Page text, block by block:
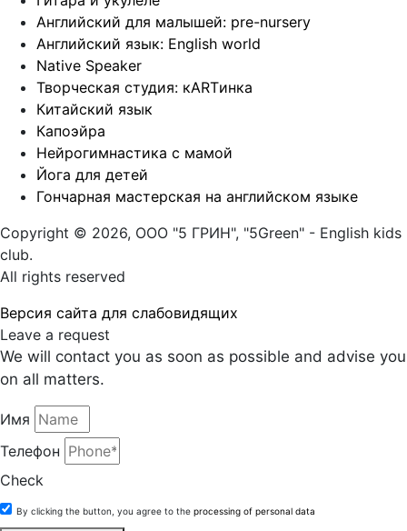
Английский для малышей: pre-nursery
Английский язык: English world
Native Speaker
Творческая студия: кARTинка
Китайский язык
Капоэйра
Нейрогимнастика с мамой
Йога для детей
Гончарная мастерская на английском языке
Copyright © 2026, ООО "5 ГРИН", "5Green" - English kids
club.
All rights reserved
Версия сайта для слабовидящих
Leave a request
We will contact you as soon as possible and advise you
on all matters.
Имя
Телефон
Check
By clicking the button, you agree to the processing of personal data